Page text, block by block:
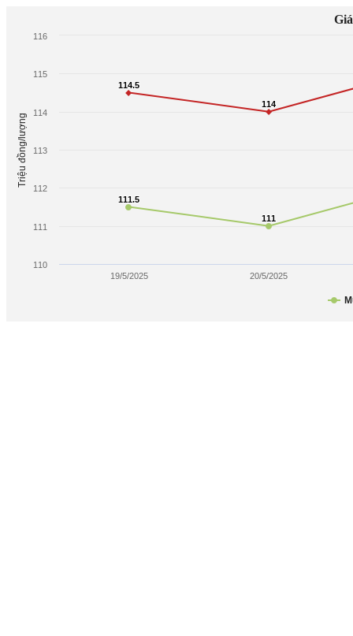
Triệu đồng/lượng
111.5
111.5
111
111
114.5
114.5
114
114
19/5/2025 20/5/2025
110
111
112
113
114
115
116